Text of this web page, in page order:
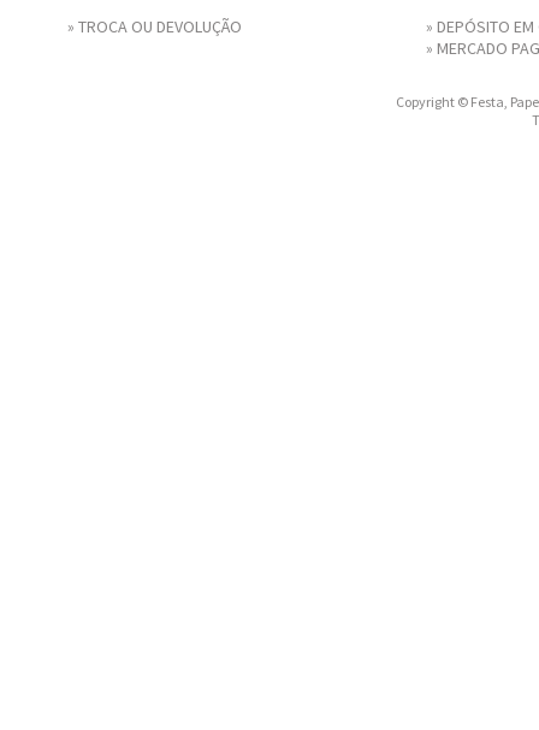
» TROCA OU DEVOLUÇÃO
» DEPÓSITO EM
» MERCADO
Copyright © Festa,